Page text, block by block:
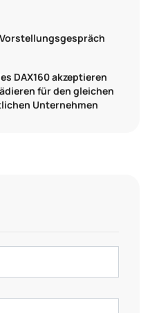
DAX160 akzeptieren
für den gleichen
Unternehmen